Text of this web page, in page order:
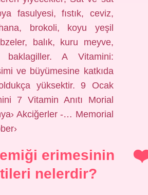
fasulyesi, fıstık, ceviz,
brokoli, koyu yeşil
balık, kuru meyve,
baklagiller. A Vitamini:
ve büyümesine katkıda
yüksektir. 9 Ocak
7 Vitamin Anıtı Morial
Akciğerler -… Memorial
erimesinin
nelerdir?